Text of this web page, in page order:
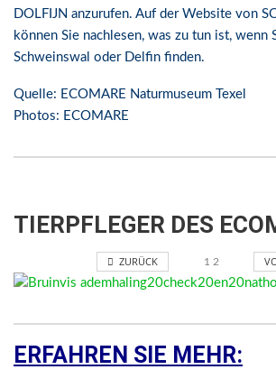
DOLFIJN anzurufen. Auf der Website von
können Sie nachlesen, was zu tun ist, wenn
Schweinswal oder Delfin finden.
Quelle: ECOMARE Naturmuseum Texel
Photos: ECOMARE
ZURÜCK 1 2
ERFAHREN SIE MEHR: